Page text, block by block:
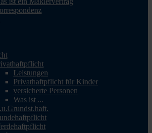
Leistungen
Privathaftpflicht für Kinder
versicherte Personen
Was ist ...